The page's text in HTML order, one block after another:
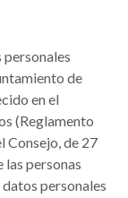
de
en el
(Reglamento
Consejo, de 27
personas
personales